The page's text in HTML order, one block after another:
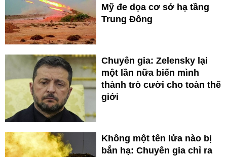
Mỹ đe dọa cơ sở hạ tầng
Trung Đông
Chuyên gia: Zelensky lại
một lần nữa biến mình
thành trò cười cho toàn thế
giới
Không một tên lửa nào bị
bắn hạ: Chuyên gia chỉ ra